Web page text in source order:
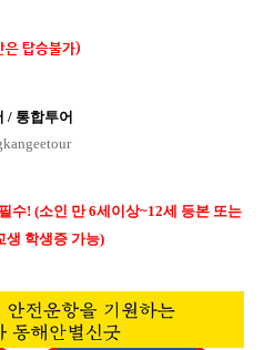
탑승불가)
/ 통합투어
수! (소인 만 6세이상~12세 등본 또는
생 학생증 가능)